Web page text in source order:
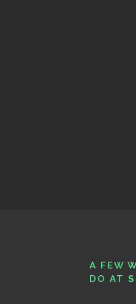
A FEW
DO AT